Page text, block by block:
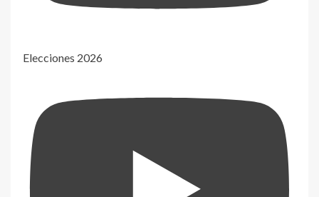
Elecciones 2026